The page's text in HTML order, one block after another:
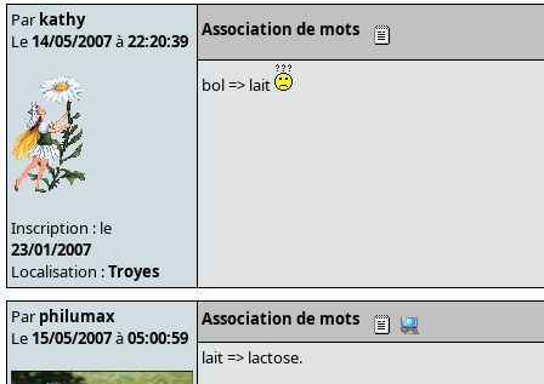
Par kathy
Le 14/05/2007à22:20:39
Inscription : le
23/01/2007
Localisation :Troyes
Association de mots
bol => lait
Par philumax
Le 15/05/2007à05:00:59
Association de mots
lait => lactose.